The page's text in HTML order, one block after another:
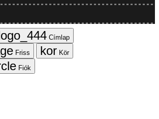
Címlap
Friss
Kör
Fiók